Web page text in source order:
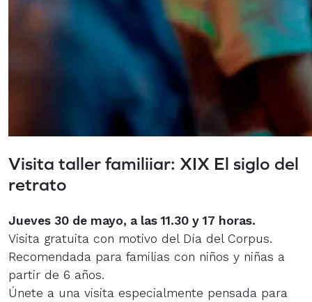
Visita taller familiiar: XIX El siglo del
retrato
Jueves 30 de mayo, a las 11.30 y 17 horas.
Visita gratuita con motivo del Día del Corpus.
Recomendada para familias con niños y niñas a
partir de 6 años.
Únete a una visita especialmente pensada para